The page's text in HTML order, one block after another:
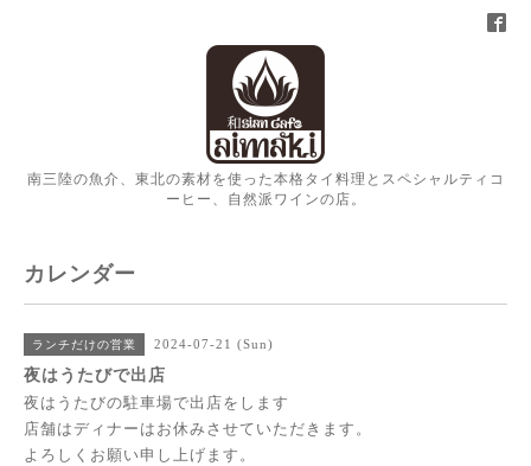
南三陸の魚介、東北の素材を使った本格タイ料理とスペシャルティコ
ーヒー、自然派ワインの店。
カレンダー
ランチだけの営業 2024-07-21 (Sun)
夜はうたびで出店
夜はうたびの駐車場で出店をします
店舗はディナーはお休みさせていただきます。
よろしくお願い申し上げます。